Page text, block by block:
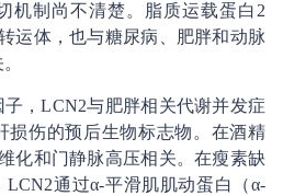
机制尚不清楚。脂质运载蛋白2
运体，也与糖尿病、肥胖和动脉
，LCN2与肥胖相关代谢并发症
损伤的预后生物标志物。在酒精
化和门静脉高压相关。在瘦素缺
通过α-平滑肌肌动蛋白（α-